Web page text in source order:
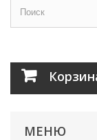
МЕНЮ